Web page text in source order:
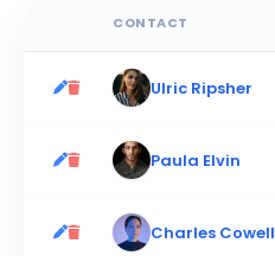
CONTACT
Ulric Ripsher
Paula Elvin
Charles Cowell